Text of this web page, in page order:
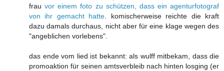
frauvor einem foto zu schützen, dass ein agenturfotograf
von ihr gemacht hatte . komischerweise reichte die kraft
dazu damals durchaus, nicht aber für eine klage wegen des
"angeblichen vorlebens".
das ende vom lied ist bekannt: als wulff mitbekam, dass die
promoaktion für seinen amtsverbleib nach hinten losging (er